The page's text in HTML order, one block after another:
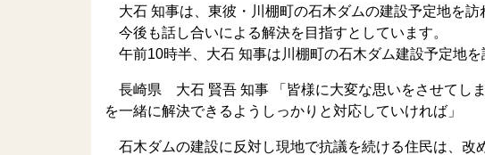
大石 知事は、東彼・川棚町の石木ダムの建設予定地を訪
今後も話し合いによる解決を目指すとしています。
午前10時半、大石 知事は川棚町の石木ダム建設予定地を
長崎県 大石 賢吾 知事 「皆様に大変な思いをさせてし
を一緒に解決できるようしっかりと対応していければ」
石木ダムの建設に反対し現地で抗議を続ける住民は、改